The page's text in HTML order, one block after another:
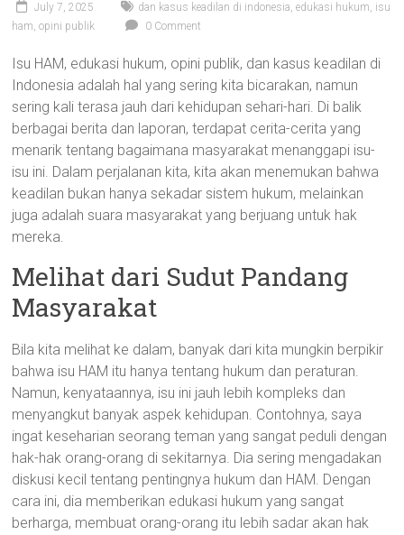
July 7, 2025 dan kasus keadilan di indonesia,edukasi hukum, isu
ham,opini publik 0 Comment
Isu HAM, edukasi hukum, opini publik, dan kasus keadilan di
Indonesia adalah hal yang sering kita bicarakan, namun
sering kali terasa jauh dari kehidupan sehari-hari. Di balik
berbagai berita dan laporan, terdapat cerita-cerita yang
menarik tentang bagaimana masyarakat menanggapi isu-
isu ini. Dalam perjalanan kita, kita akan menemukan bahwa
keadilan bukan hanya sekadar sistem hukum, melainkan
juga adalah suara masyarakat yang berjuang untuk hak
mereka.
Melihat dari Sudut Pandang
Masyarakat
Bila kita melihat ke dalam, banyak dari kita mungkin berpikir
bahwa isu HAM itu hanya tentang hukum dan peraturan.
Namun, kenyataannya, isu ini jauh lebih kompleks dan
menyangkut banyak aspek kehidupan. Contohnya, saya
ingat keseharian seorang teman yang sangat peduli dengan
hak-hak orang-orang di sekitarnya. Dia sering mengadakan
diskusi kecil tentang pentingnya hukum dan HAM. Dengan
cara ini, dia memberikan edukasi hukum yang sangat
berharga, membuat orang-orang itu lebih sadar akan hak